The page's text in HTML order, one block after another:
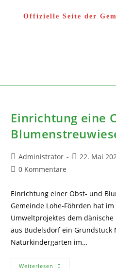
Offizielle Seite der
Einrichtung eine
Beitrags-
Autor:
Administrator
Beitrag
22. Mai
Beitrags-
0 Kommentare
Einrichtung einer Obst- und
Gemeinde Lohe-Föhrden hat
Umweltprojektes dem
aus Büdelsdorf ein Grundstück
Naturkindergarten im…
Weiterlesen Einrichtung